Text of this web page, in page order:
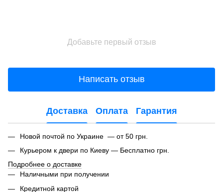
Добавьте первый отзыв
Написать отзыв
Доставка Оплата Гарантия
Новой почтой по Украине — от 50 грн.
Курьером к двери по Киеву — Бесплатно грн.
Подробнее о доставке
Наличными при получении
Кредитной картой